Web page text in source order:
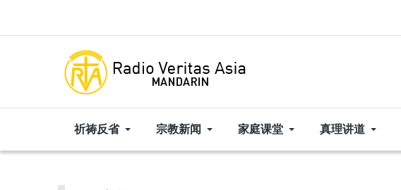
祈祷反省 宗教新闻 家庭课堂 真理讲道